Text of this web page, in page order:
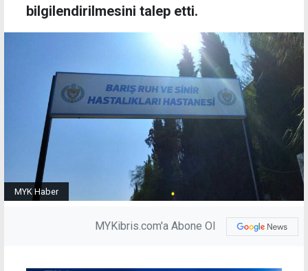
bilgilendirilmesini talep etti.
MYK Haber
MYKibris.com'a Abone Ol